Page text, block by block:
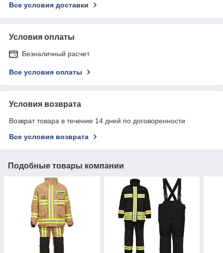
Все условия доставки
Условия оплаты
Безналичный расчет
Все условия оплаты
Условия возврата
Возврат товара в течение 14 дней по договоренности
Все условия возврата
Подобные товары компании